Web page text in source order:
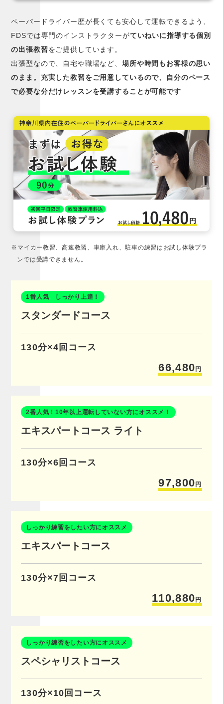
ペーパードライバー歴が長くても安心して運転できるよう、
FDSでは専門のインストラクターがていねいに指導する個別
の出張教習をご提供しています。
出張型なので、自宅や職場など、 場所や時間もお客様の思い
のまま。充実した教習をご用意しているので、自分のペース
で必要な分だけレッスンを受講することが可能です
※マイカー教習、高速教習、車庫入れ、駐車の練習はお試し体験プラ
ンでは受講できません。
1番人気 しっかり上達！
スタンダードコース
130分×4回コース
66,480 円
2番人気！10年以上運転していない方にオススメ！
エキスパートコース ライト
130分×6回コース
97,800 円
しっかり練習をしたい方にオススメ
エキスパートコース
130分×7回コース
110,880 円
しっかり練習をしたい方にオススメ
スペシャリストコース
130分×10回コース